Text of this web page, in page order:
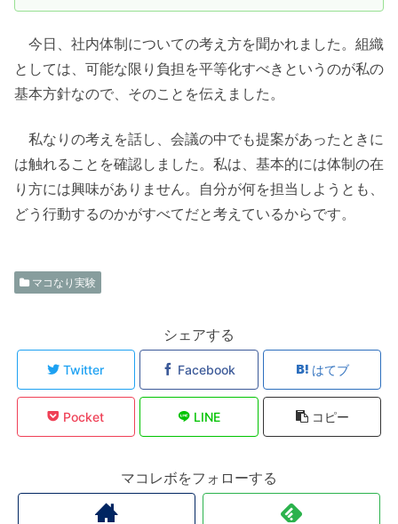
今日、社内体制についての考え方を聞かれました。組織
としては、可能な限り負担を平等化すべきというのが私の
基本方針なので、そのことを伝えました。
私なりの考えを話し、会議の中でも提案があったときに
は触れることを確認しました。私は、基本的には体制の在
り方には興味がありません。自分が何を担当しようとも、
どう行動するのかがすべてだと考えているからです。
マコなり実験
シェアする
Twitter Facebook はてブ
Pocket LINE コピー
マコレボをフォローする